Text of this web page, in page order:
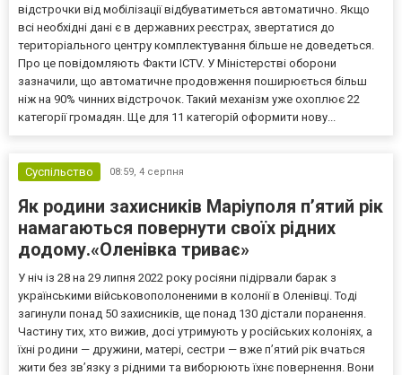
відстрочки від мобілізації відбуватиметься автоматично. Якщо
всі необхідні дані є в державних реєстрах, звертатися до
територіального центру комплектування більше не доведеться.
Про це повідомляють Факти ICTV. У Міністерстві оборони
зазначили, що автоматичне продовження поширюється більш
ніж на 90% чинних відстрочок. Такий механізм уже охоплює 22
категорії громадян. Ще для 11 категорій оформити нову...
Суспільство 08:59, 4 серпня
Як родини захисників Маріуполя пʼятий рік
намагаються повернути своїх рідних
додому.«Оленівка триває»
У ніч із 28 на 29 липня 2022 року росіяни підірвали барак з
українськими військовополоненими в колонії в Оленівці. Тоді
загинули понад 50 захисників, ще понад 130 дістали поранення.
Частину тих, хто вижив, досі утримують у російських колоніях, а
їхні родини — дружини, матері, сестри — вже п’ятий рік вчаться
жити без зв’язку з рідними та виборюють їхнє повернення. Вони